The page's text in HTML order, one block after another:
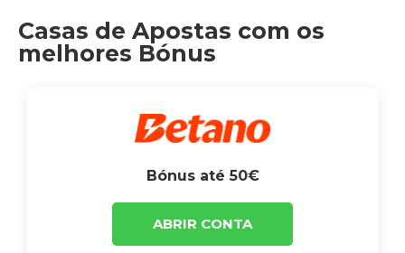
Casas de Apostas com os
melhores Bónus
Bónus até 50€
ABRIR CONTA